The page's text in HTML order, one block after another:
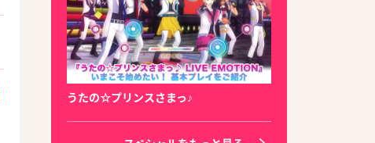
うたの☆プリンスさまっ♪